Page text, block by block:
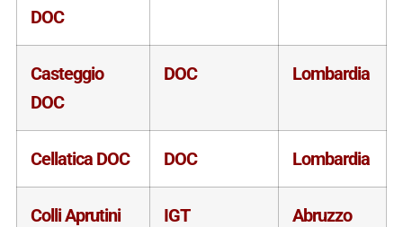
DOC
Casteggio
DOC
DOC Lombardia
Cellatica DOC DOC Lombardia
Colli Aprutini
IGT Abruzzo